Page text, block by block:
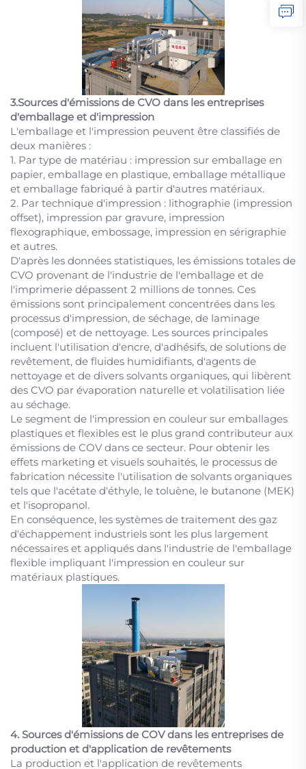
3.Sources d'émissions de CVO dans les entreprises
d'emballage et d'impression
L'emballage et l'impression peuvent être classifiés de
deux manières :
1. Par type de matériau : impression sur emballage en
papier, emballage en plastique, emballage métallique
et emballage fabriqué à partir d'autres matériaux.
2. Par technique d'impression : lithographie (impression
offset), impression par gravure, impression
flexographique, embossage, impression en sérigraphie
et autres.
D'après les données statistiques, les émissions totales de
CVO provenant de l'industrie de l'emballage et de
l'imprimerie dépassent 2 millions de tonnes. Ces
émissions sont principalement concentrées dans les
processus d'impression, de séchage, de laminage
(composé) et de nettoyage. Les sources principales
incluent l'utilisation d'encre, d'adhésifs, de solutions de
revêtement, de fluides humidifiants, d'agents de
nettoyage et de divers solvants organiques, qui libèrent
des CVO par évaporation naturelle et volatilisation liée
au séchage.
Le segment de l'impression en couleur sur emballages
plastiques et flexibles est le plus grand contributeur aux
émissions de COV dans ce secteur. Pour obtenir les
effets marketing et visuels souhaités, le processus de
fabrication nécessite l'utilisation de solvants organiques
tels que l'acétate d'éthyle, le toluène, le butanone (MEK)
et l'isopropanol.
En conséquence, les systèmes de traitement des gaz
d'échappement industriels sont les plus largement
nécessaires et appliqués dans l'industrie de l'emballage
flexible impliquant l'impression en couleur sur
matériaux plastiques.
4. Sources d'émissions de COV dans les entreprises de
production et d'application de revêtements
La production et l'application de revêtements